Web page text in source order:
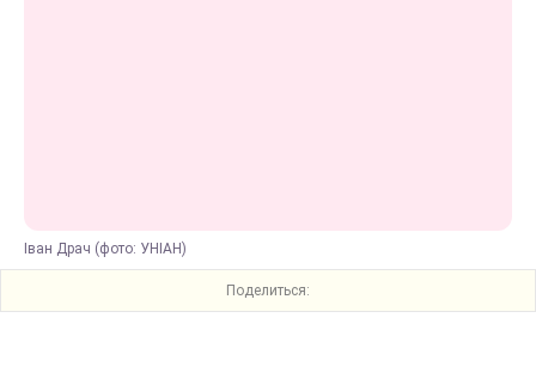
Іван Драч (фото: УНІАН)
Поделиться: